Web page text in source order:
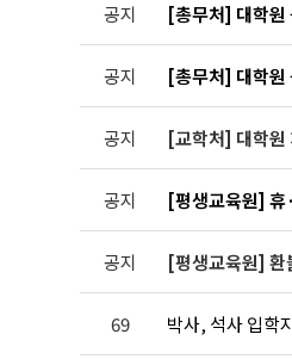
공지 [총무처] 대학원
공지 [총무처] 대학원
공지 [교학처] 대학원
공지 [평생교육원] 휴
공지 [평생교육원] 환
69 박사, 석사 입학